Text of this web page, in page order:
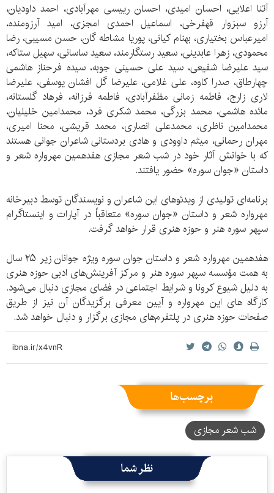
آتنا اعلایی، احسان امیدی، احسان رییسی مهرآبادی، احمد داودیان،
آرزو سبزوار قهفرخی، اسماعیل احمدی امجزی، امید آرزومنده،
امیرعباس بختیاری، بهنام کیانی، پوریا مشاطه گان، حسن مسیبی، رضا
محمودی، زهرا عابدینی، سعید رستگارمند، سعید ساسانی، سهیل ستاکه،
سید علیرضا شفیعی، سید علی حسینی جوبه، سیده فرحناز هاشمی
چهارطاق، صدرا کاوه، علی غلامی، علیرضا گل افشان یوسفی، علیرضا
لاری زارج، فاطمه زمانی مظفرآبادی، فاطمه فرزانه، فرهاد گلستانه،
مائده هاشمی، محمد بزرگی، محمد شکری فرد، محمدامین خلیلیان،
محمدامین ناظری، محمدعلی انصاری، محمد قریشی، محنا امیری،
مهران رحمانی، میثم داوودی و هادی بردستانی شاعران جوانی هستند
که با خوانش آثار خود در شب شعر مجازی هفدهمین مهرواره شعر و
داستان «جوان سوره» حضور یافتند.
برنامه‌ای تولیدی از ویدئوهای این شاعران و نویسندگان توسط دبیرخانه
مهرواره شعر و داستان «جوان سوره» متعاقباً در آپارات و اینستاگرام
سپهر سوره هنر و حوزه هنری قرار خواهد گرفت.
هفدهمین مهرواره شعر و داستان جوان سوره ویژه جوانان زیر ۲۵ سال
به همت مؤسسه سپهر سوره هنر و مرکز آفرینش‌های ادبی حوزه هنری
به دلیل شیوع کرونا و شرایط اجتماعی در فضای مجازی دنبال می‌شود.
کارگاه های این مهرواره و آیین معرفی برگزیدگان آن نیز از طریق
صفحات حوزه هنری در پلتفرم‌های مجازی برگزار و دنبال خواهد شد.
برچسب‌ها
شب شعر مجازی
نظر شما